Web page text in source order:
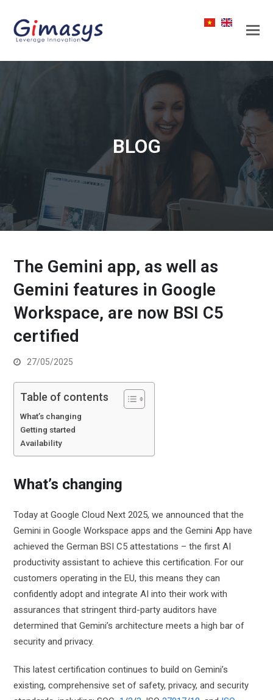
BLOG
The Gemini app, as well as
Gemini features in Google
Workspace, are now BSI C5
certified
27/05/2025
Table of contents
What’s changing
Getting started
Availability
What’s changing
Today at Google Cloud Next 2025, we announced that the
Gemini in Google Workspace apps and the Gemini App have
achieved the German BSI C5 attestations – the first AI
productivity assistant to achieve this certification. For our
customers operating in the EU, this means they can
confidently adopt and integrate AI into their work with
assurances that stringent third-party auditors have
determined that Gemini’s architecture meets a high bar of
security and privacy.
This latest certification continues to build on Gemini’s
existing, comprehensive set of safety, privacy, and security